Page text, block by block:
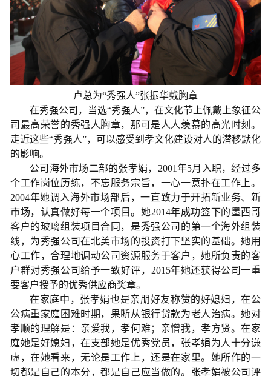
卢总为“秀强人”张振华戴胸章
在秀强公司，当选“秀强人”，在文化节上佩戴上象征公
司最高荣誉的秀强人胸章，那可是人人羡慕的高光时刻。
走近这些“秀强人”，可以感受到孝文化建设对人的潜移默化
的影响。
公司海外市场二部的张孝娟，2001年5月入职，经过多
个工作岗位历练，不忘服务宗旨，一心一意扑在工作上。
2004年她调入海外市场部后，一直致力于开拓新业务、新
市场，认真做好每一个项目。她2014年成功签下的墨西哥
客户的玻璃组装项目合同，是秀强公司的第一个海外组装
线，为秀强公司在北美市场的投资打下坚实的基础。她用
心工作，合理地调动公司资源服务于客户，她所负责的客
户群对秀强公司给予一致好评，2015年她还获得公司一重
要客户授予的优秀供应商奖章。
在家庭中，张孝娟也是亲朋好友称赞的好媳妇，在公
公病重家庭困难时期，果断从银行贷款为老人治病。她对
孝顺的理解是：亲爱我，孝何难；亲憎我，孝方贤。在家
庭她是好媳妇，在支部她是优秀党员，张孝娟为人十分谦
虚，在她看来，无论是工作上，还是在家里。她所作的一
切都是自己的本分，都是自己应当做的。张孝娟被公司评